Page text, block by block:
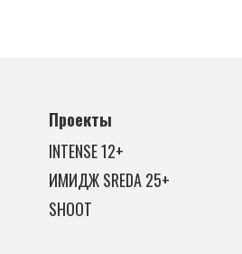
Проекты
INTENSE 12+
ИМИДЖ SREDA 25+
SHOOT